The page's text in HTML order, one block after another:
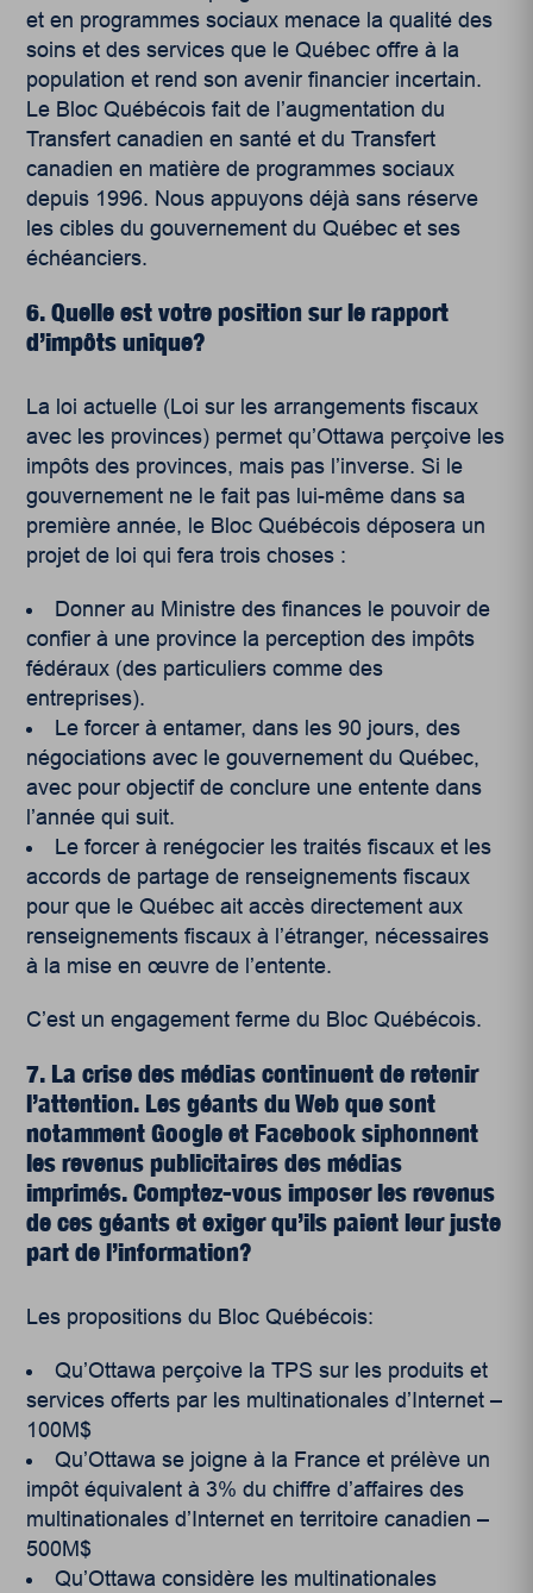
et en programmes sociaux menace la qualité des
soins et des services que le Québec offre à la
population et rend son avenir financier incertain.
Le Bloc Québécois fait de l’augmentation du
Transfert canadien en santé et du Transfert
canadien en matière de programmes sociaux
depuis 1996. Nous appuyons déjà sans réserve
les cibles du gouvernement du Québec et ses
échéanciers.
6. Quelle est votre position sur le rapport
d’impôts unique?
La loi actuelle (Loi sur les arrangements fiscaux
avec les provinces) permet qu’Ottawa perçoive les
impôts des provinces, mais pas l’inverse. Si le
gouvernement ne le fait pas lui-même dans sa
première année, le Bloc Québécois déposera un
projet de loi qui fera trois choses :
Donner au Ministre des finances le pouvoir de
confier à une province la perception des impôts
fédéraux (des particuliers comme des
entreprises).
Le forcer à entamer, dans les 90 jours, des
négociations avec le gouvernement du Québec,
avec pour objectif de conclure une entente dans
l’année qui suit.
Le forcer à renégocier les traités fiscaux et les
accords de partage de renseignements fiscaux
pour que le Québec ait accès directement aux
renseignements fiscaux à l’étranger, nécessaires
à la mise en œuvre de l’entente.
C’est un engagement ferme du Bloc Québécois.
7. La crise des médias continuent de retenir
l’attention. Les géants du Web que sont
notamment Google et Facebook siphonnent
les revenus publicitaires des médias
imprimés. Comptez-vous imposer les revenus
de ces géants et exiger qu’ils paient leur juste
part de l’information?
Les propositions du Bloc Québécois:
Qu’Ottawa perçoive la TPS sur les produits et
services offerts par les multinationales d’Internet –
100M$
Qu’Ottawa se joigne à la France et prélève un
impôt équivalent à 3% du chiffre d’affaires des
multinationales d’Internet en territoire canadien –
500M$
Qu’Ottawa considère les multinationales